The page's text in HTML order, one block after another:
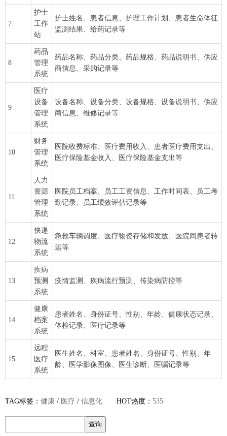
7
护士
工作
站
护士姓名、患者信息、护理工作计划、患者生命体征
监测结果、给药记录等
8
药品
管理
系统
药品名称、药品分类、药品规格、药品说明书、供应
商信息、采购记录等
9
医疗
设备
管理
系统
设备名称、设备分类、设备规格、设备说明书、供应
商信息、维修记录等
10
财务
管理
系统
医院收费标准、医疗费用收入、患者医疗费用支出、
医疗保险基金收入、医疗保险基金支出等
11
人力
资源
管理
系统
医院员工档案、员工工资信息、工作时间表、员工考
勤记录、员工绩效评估记录等
12
快递
物流
系统
急救车辆调度、医疗物资存储和发放、医院间患者转
运等
13
疾病
预测
系统
疫情监测、疾病流行预测、传染病防控等
14
健康
档案
系统
患者姓名、身份证号、性别、年龄、健康状态记录、
体检记录、医疗记录等
15
远程
医疗
系统
医生姓名、科室、患者姓名、身份证号、性别、年
龄、医学影像图像、医生诊断、医嘱记录等
TAG标签： 健康 / 医疗 / 信息化 HOT热度： 535